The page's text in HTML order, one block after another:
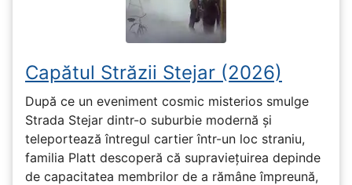
Capătul Străzii Stejar (2026)
După ce un eveniment cosmic misterios smulge
Strada Stejar dintr-o suburbie modernă și
teleportează întregul cartier într-un loc straniu,
familia Platt descoperă că supraviețuirea depinde
de capacitatea membrilor de a rămâne împreună,